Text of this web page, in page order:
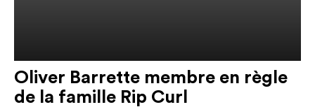
Oliver Barrette membre en règle
de la famille Rip Curl